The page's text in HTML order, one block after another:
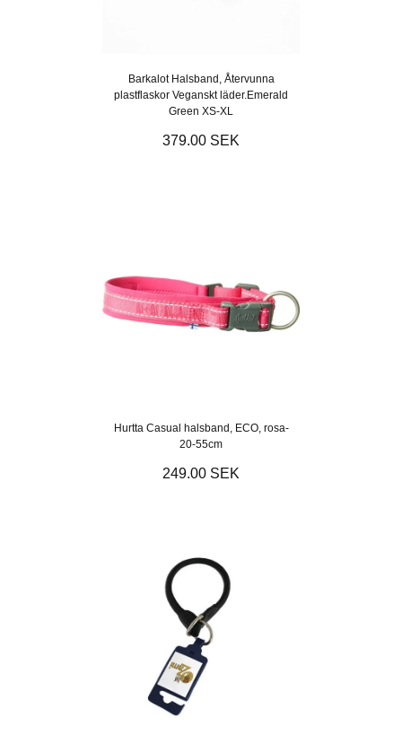
Barkalot Halsband, Återvunna
plastflaskor Veganskt läder.Emerald
Green XS-XL
379.00 SEK
Hurtta Casual halsband, ECO, rosa-
20-55cm
249.00 SEK